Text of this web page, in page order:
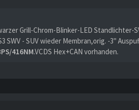
Grill-Chrom-Blinker-LED Standlichter-
SWV - SUV wieder Membran,orig. -3"
416NM.VCDS Hex+CAN vorhanden.